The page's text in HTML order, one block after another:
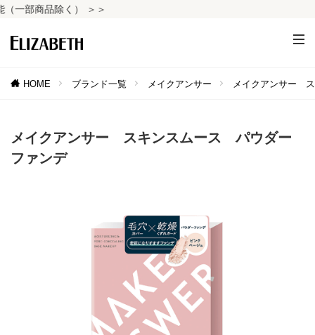
部商品除く） ＞＞
HOME ブランド一覧 メイクアンサー メイクアンサー
メイクアンサー スキンスムース パウダー
ファンデ